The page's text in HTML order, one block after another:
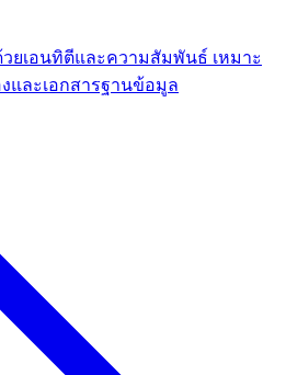
ยเอนทิตีและความสัมพันธ์ เหมาะ
และเอกสารฐานข้อมูล